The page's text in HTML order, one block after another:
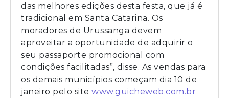
das melhores edições desta festa, que já é
tradicional em Santa Catarina. Os
moradores de Urussanga devem
aproveitar a oportunidade de adquirir o
seu passaporte promocional com
condições facilitadas”, disse. As vendas para
os demais municípios começam dia 10 de
janeiro pelo site www.guicheweb.com.br